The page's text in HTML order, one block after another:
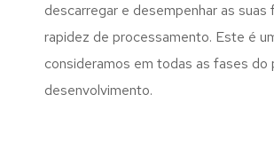
descarregar e desempenhar as suas
rapidez de processamento. Este é
consideramos em todas as fases do
desenvolvimento.